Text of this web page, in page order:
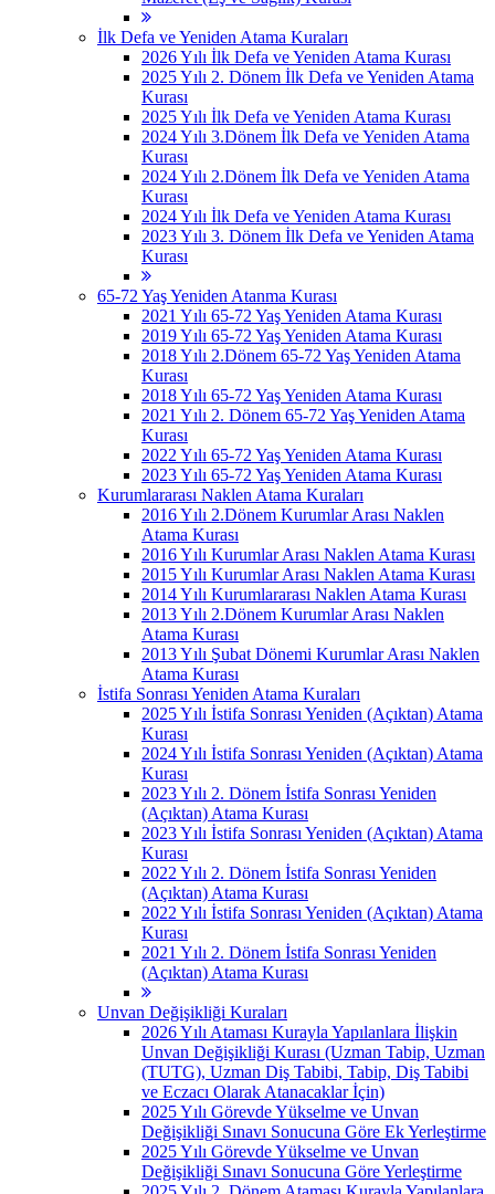
İlk Defa ve Yeniden Atama Kuraları
2026 Yılı İlk Defa ve Yeniden Atama Kurası
2025 Yılı 2. Dönem İlk Defa ve Yeniden Atama
Kurası
2025 Yılı İlk Defa ve Yeniden Atama Kurası
2024 Yılı 3.Dönem İlk Defa ve Yeniden Atama
Kurası
2024 Yılı 2.Dönem İlk Defa ve Yeniden Atama
Kurası
2024 Yılı İlk Defa ve Yeniden Atama Kurası
2023 Yılı 3. Dönem İlk Defa ve Yeniden Atama
Kurası
65-72 Yaş Yeniden Atanma Kurası
2021 Yılı 65-72 Yaş Yeniden Atama Kurası
2019 Yılı 65-72 Yaş Yeniden Atama Kurası
2018 Yılı 2.Dönem 65-72 Yaş Yeniden Atama
Kurası
2018 Yılı 65-72 Yaş Yeniden Atama Kurası
2021 Yılı 2. Dönem 65-72 Yaş Yeniden Atama
Kurası
2022 Yılı 65-72 Yaş Yeniden Atama Kurası
2023 Yılı 65-72 Yaş Yeniden Atama Kurası
Kurumlararası Naklen Atama Kuraları
2016 Yılı 2.Dönem Kurumlar Arası Naklen
Atama Kurası
2016 Yılı Kurumlar Arası Naklen Atama Kurası
2015 Yılı Kurumlar Arası Naklen Atama Kurası
2014 Yılı Kurumlararası Naklen Atama Kurası
2013 Yılı 2.Dönem Kurumlar Arası Naklen
Atama Kurası
2013 Yılı Şubat Dönemi Kurumlar Arası Naklen
Atama Kurası
İstifa Sonrası Yeniden Atama Kuraları
2025 Yılı İstifa Sonrası Yeniden (Açıktan) Atama
Kurası
2024 Yılı İstifa Sonrası Yeniden (Açıktan) Atama
Kurası
2023 Yılı 2. Dönem İstifa Sonrası Yeniden
(Açıktan) Atama Kurası
2023 Yılı İstifa Sonrası Yeniden (Açıktan) Atama
Kurası
2022 Yılı 2. Dönem İstifa Sonrası Yeniden
(Açıktan) Atama Kurası
2022 Yılı İstifa Sonrası Yeniden (Açıktan) Atama
Kurası
2021 Yılı 2. Dönem İstifa Sonrası Yeniden
(Açıktan) Atama Kurası
Unvan Değişikliği Kuraları
2026 Yılı Ataması Kurayla Yapılanlara İlişkin
Unvan Değişikliği Kurası (Uzman Tabip, Uzman
(TUTG), Uzman Diş Tabibi, Tabip, Diş Tabibi
ve Eczacı Olarak Atanacaklar İçin)
2025 Yılı Görevde Yükselme ve Unvan
Değişikliği Sınavı Sonucuna Göre Ek Yerleştirme
2025 Yılı Görevde Yükselme ve Unvan
Değişikliği Sınavı Sonucuna Göre Yerleştirme